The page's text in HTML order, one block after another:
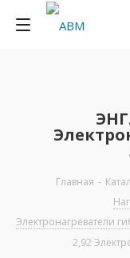
Главная -
Электронагреватели
2,92